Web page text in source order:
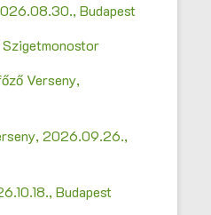
Budapest
Verseny,
2026.09.26.,
Budapest